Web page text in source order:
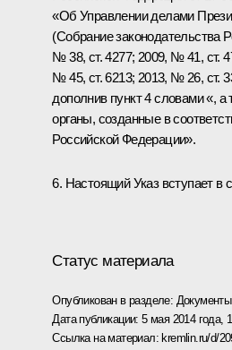
«Об Управлении делами
(Собрание законодательства
№ 38, ст. 4277; 2009, № 41, ст.
№ 45, ст. 6213; 2013, № 26, ст.
дополнив пункт 4 словами «, а
органы, созданные в
Российской Федерации».
6. Настоящий Указ вступает в
Статус материала
Опубликован в разделе: Документы
Дата публикации:5 мая 2014 года,
Ссылка на материал: kremlin.ru/d/